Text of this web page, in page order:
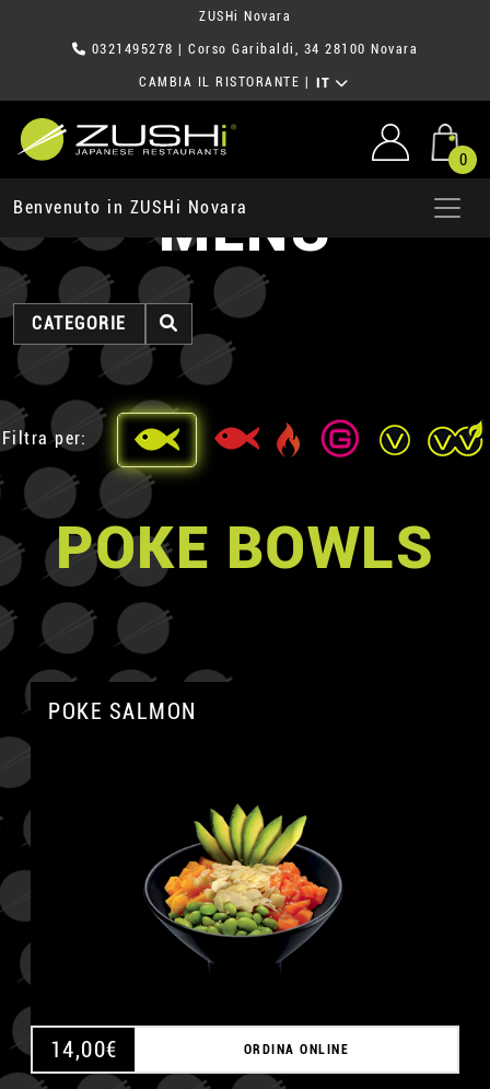
ZUSHi Novara
0321495278 | Corso Garibaldi, 34 28100 Novara
CAMBIA IL RISTORANTE IT
0
Benvenuto in ZUSHi NovaraMENU
CATEGORIE
Filtra per:
POKE BOWLS
POKE SALMON
14,00€ ORDINA ONLINE